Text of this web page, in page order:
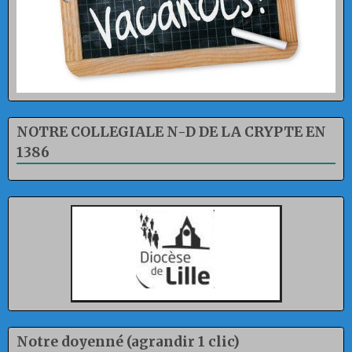
NOTRE COLLEGIALE N-D DE LA CRYPTE EN
1386
Notre doyenné (agrandir 1 clic)